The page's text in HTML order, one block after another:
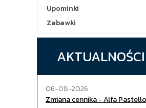
Upominki
Zabawki
AKTUALNOŚCI
06-08-2026
Zmiana cennika - Alfa Pastello